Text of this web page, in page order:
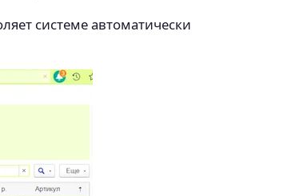
системе автоматически